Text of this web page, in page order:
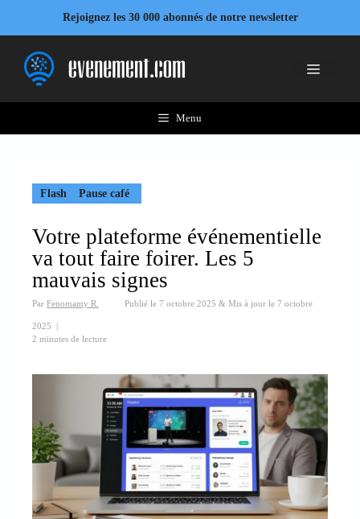
contenu
Rejoignez les 30 000 abonnés de notre newsletter
Menu
Menu
Flash Pause café
Votre plateforme événementielle
va tout faire foirer. Les 5
mauvais signes
Par Fenomamy R. Publié le 7 octobre 2025 & Mis à jour le 7 octobre
2025 |
2 minutes de lecture